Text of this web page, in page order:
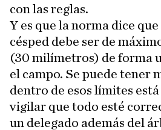
con las reglas.
Y es que la norma dice
césped debe ser de
(30 milímetros) de forma
el campo. Se puede tener
dentro de esos límites
vigilar que todo esté
un delegado además del